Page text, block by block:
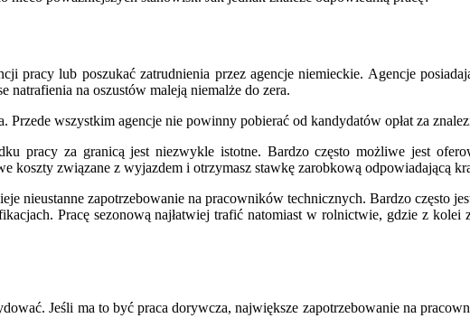
pracy lub poszukać zatrudnienia przez agencje niemieckie. Agencje
natrafienia na oszustów maleją niemalże do zera.
wszystkim agencje nie powinny pobierać od kandydatów opłat za
pracy za granicą jest niezwykle istotne. Bardzo często możliwe jest
koszty związane z wyjazdem i otrzymasz stawkę zarobkową odpowiadającą
nieustanne zapotrzebowanie na pracowników technicznych. Bardzo często
Pracę sezonową najłatwiej trafić natomiast w rolnictwie, gdzie z kolei
Jeśli ma to być praca dorywcza, największe zapotrzebowanie na